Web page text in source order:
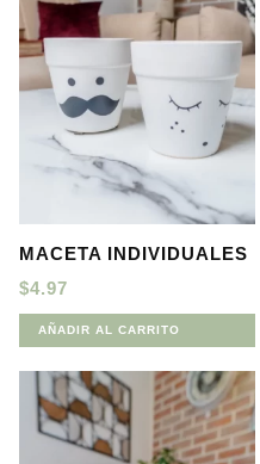
MACETA INDIVIDUALES
$4.97
AÑADIR AL CARRITO